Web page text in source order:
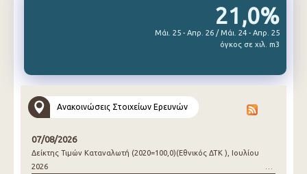
21,0%
Μάι. 25 - Απρ. 26 / Μάι. 24 - Απρ. 25
όγκος σε χιλ. m3
Ανακοινώσεις Στοιχείων Ερευνών
07/08/2026
Δείκτης Τιμών Καταναλωτή (2020=100,0)(Εθνικός ΔΤΚ ), Ιουλίου
2026